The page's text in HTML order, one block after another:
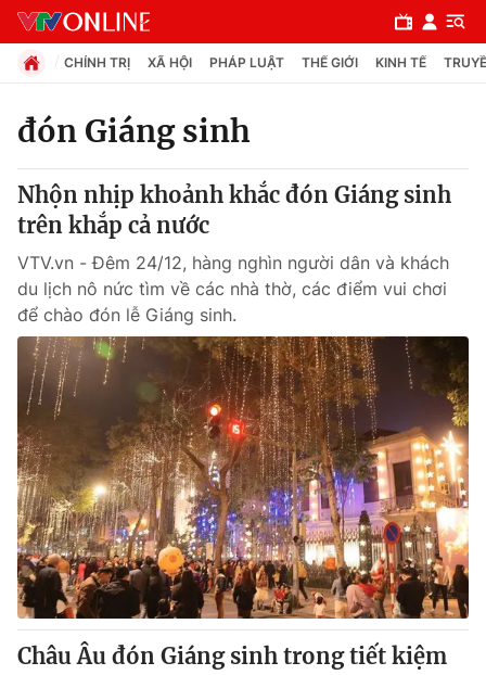
Chuyên mục
Chính trị
Xã hội
Pháp luật
Y tế
Thế giới
Tin tức
Thế giới đó đây
Câu chuyện quốc tế
Kinh tế
Tài chính
Thị trường
Góc doanh nghiệp
Dữ liệu và đời sống
Truyền hình
CHÍNH TRỊ XÃ HỘI PHÁP LUẬT THẾ GIỚI KINH TẾ
đón Giáng sinh
Nhộn nhịp khoảnh khắc đón Giáng sinh
trên khắp cả nước
VTV.vn - Đêm 24/12, hàng nghìn người dân và khách
du lịch nô nức tìm về các nhà thờ, các điểm vui chơi
để chào đón lễ Giáng sinh.
Châu Âu đón Giáng sinh trong tiết kiệm